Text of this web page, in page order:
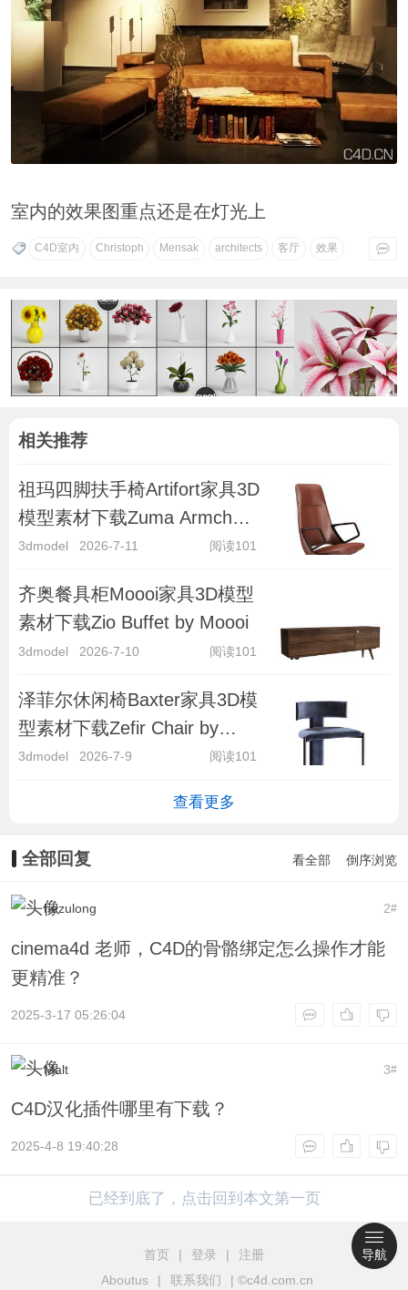
室内的效果图重点还是在灯光上
C4D室内 Christoph Mensak architects 客厅 效果
相关推荐
祖玛四脚扶手椅Artifort家具3D
模型素材下载Zuma Armchair
4-legged by Artifort
3dmodel 2026-7-11 阅读101
齐奥餐具柜Moooi家具3D模型
素材下载Zio Buffet by Moooi
3dmodel 2026-7-10 阅读101
泽菲尔休闲椅Baxter家具3D模
型素材下载Zefir Chair by
Baxter
3dmodel 2026-7-9 阅读101
查看更多
全部回复 看全部 倒序浏览
2#
hezulong
cinema4d 老师，C4D的骨骼绑定怎么操作才能
更精准？
2025-3-17 05:26:04
3#
Malt
C4D汉化插件哪里有下载？
2025-4-8 19:40:28
已经到底了，点击回到本文第一页
首页 | 登录 |
注册
Aboutus
| 联系我们 | ©c4d.com.cn
导航